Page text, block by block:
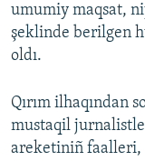
umumiy maqsat,
şeklinde berilgen
oldı.
Qırım ilhaqından
mustaqil
areketiniñ faalleri,